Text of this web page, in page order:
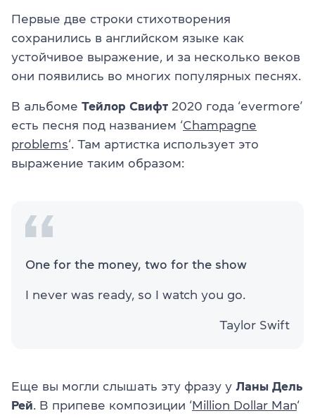
Первые две строки стихотворения
сохранились в английском языке как
устойчивое выражение, и за несколько веков
они появились во многих популярных песнях.
В альбоме Тейлор Свифт 2020 года ‘evermore’
есть песня под названием ‘Champagne
problems‘. Там артистка использует это
выражение таким образом:
One for the money, two for the show
I never was ready, so I watch you go.
Taylor Swift
Еще вы могли слышать эту фразу у Ланы Дель
Рей . В припеве композиции ‘Million Dollar Man‘